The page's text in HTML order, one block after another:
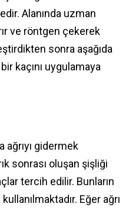
Alanında uzman
ve röntgen çekerek
sonra aşağıda
kaçını uygulamaya
ağrıyı gidermek
sonrası oluşan şişliği
tercih edilir. Bunların
Eğer ağrı